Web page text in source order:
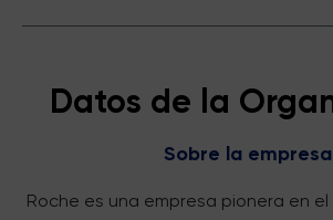
Datos de la
Sobre la empresa
Roche es una empresa pionera en